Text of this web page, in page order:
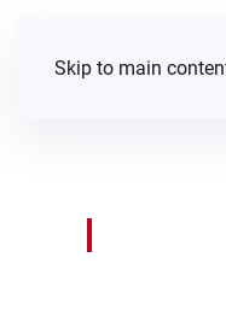
Skip to main